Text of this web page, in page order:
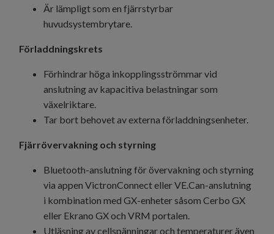
Är lämpligt som en fjärrstyrbar
huvudsystembrytare.
Förladdningskrets
Förhindrar höga inkopplingsströmmar vid
anslutning av kapacitiva belastningar som
växelriktare.
Tar bort behovet av externa förladdningsenheter.
Fjärrövervakning och styrning
Bluetooth-anslutning för övervakning och styrning
via appen VictronConnect eller VE.Can-anslutning
i kombination med GX-enheter såsom Cerbo GX
eller Ekrano GX och VRM portalen.
Utläsning av cellspänningar och temperaturer även